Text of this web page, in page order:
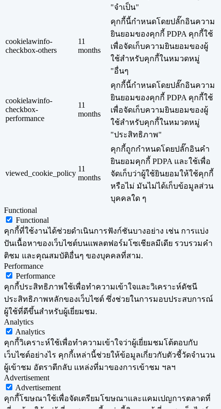
"จำเป็น"
cookielawinfo-
checkbox-others
11
months
คุกกี้นี้กำหนดโดยปลั๊กอินความ
ยินยอมของคุกกี้ PDPA คุกกี้ใช้
เพื่อจัดเก็บความยินยอมของผู้
ใช้สำหรับคุกกี้ในหมวดหมู่
"อื่นๆ
cookielawinfo-
checkbox-
performance
11
months
คุกกี้นี้กำหนดโดยปลั๊กอินความ
ยินยอมของคุกกี้ PDPA คุกกี้ใช้
เพื่อจัดเก็บความยินยอมของผู้
ใช้สำหรับคุกกี้ในหมวดหมู่
"ประสิทธิภาพ"
viewed_cookie_policy
11
months
คุกกี้ถูกกำหนดโดยปลั๊กอินคำ
ยินยอมคุกกี้ PDPA และใช้เพื่อ
จัดเก็บว่าผู้ใช้ยินยอมให้ใช้คุกกี้
หรือไม่ มันไม่ได้เก็บข้อมูลส่วน
บุคคลใด ๆ
Functional
Functional
คุกกี้ที่ใช้งานได้ช่วยดำเนินการฟังก์ชันบางอย่าง เช่น การแบ่ง
ปันเนื้อหาของเว็บไซต์บนแพลตฟอร์มโซเชียลมีเดีย รวบรวมคำ
ติชม และคุณสมบัติอื่นๆ ของบุคคลที่สาม.
Performance
Performance
คุกกี้ประสิทธิภาพใช้เพื่อทำความเข้าใจและวิเคราะห์ดัชนี
ประสิทธิภาพหลักของเว็บไซต์ ซึ่งช่วยในการมอบประสบการณ์
ผู้ใช้ที่ดีขึ้นสำหรับผู้เยี่ยมชม.
Analytics
Analytics
คุกกี้วิเคราะห์ใช้เพื่อทำความเข้าใจว่าผู้เยี่ยมชมโต้ตอบกับ
เว็บไซต์อย่างไร คุกกี้เหล่านี้ช่วยให้ข้อมูลเกี่ยวกับตัวชี้วัดจำนวน
ผู้เข้าชม อัตราตีกลับ แหล่งที่มาของการเข้าชม ฯลฯ
Advertisement
Advertisement
คุกกี้โฆษณาใช้เพื่อจัดเตรียมโฆษณาและแคมเปญการตลาดที่